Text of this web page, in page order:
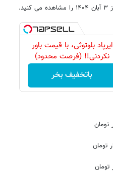
ایرپاد بلوتوثی، با قیمت باور
نکردنی!! (فرصت محدود)
باتخفیف بخر